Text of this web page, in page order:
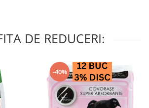
DE REDUCERI:
-40%